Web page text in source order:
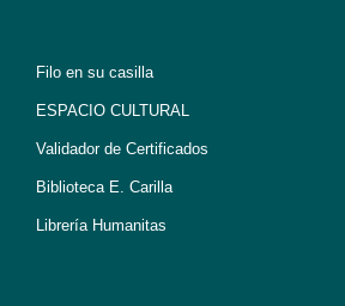
Filo en su casilla
ESPACIO CULTURAL
Validador de Certificados
Biblioteca E. Carilla
Librería Humanitas